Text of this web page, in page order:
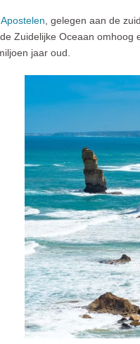
, gelegen aan de
Zuidelijke Oceaan omhoog
jaar oud.